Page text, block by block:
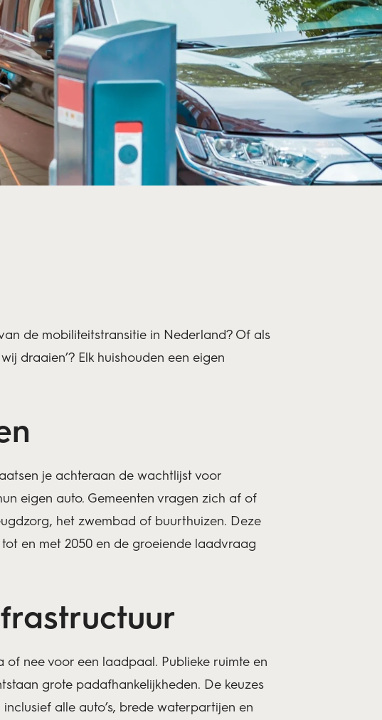
de mobiliteitstransitie in Nederland? Of als
draaien’? Elk huishouden een eigen
je achteraan de wachtlijst voor
eigen auto. Gemeenten vragen zich af of
het zwembad of buurthuizen. Deze
en met 2050 en de groeiende laadvraag
nee voor een laadpaal. Publieke ruimte en
grote padafhankelijkheden. De keuzes
alle auto’s, brede waterpartijen en